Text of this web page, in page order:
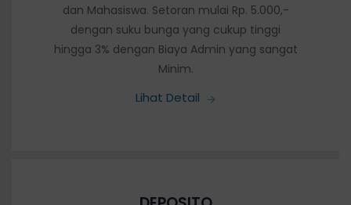
dan Mahasiswa. Setoran mulai Rp. 5.000,-
dengan suku bunga yang cukup tinggi
hingga 3% dengan Biaya Admin yang sangat
Minim.
Lihat Detail